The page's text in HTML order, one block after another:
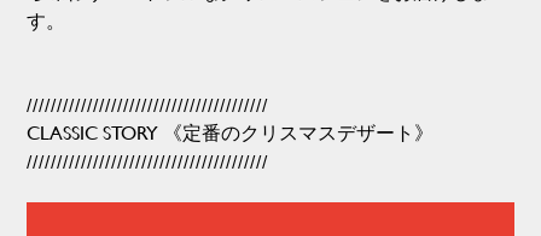
す。
////////////////////////////////////////
CLASSIC STORY 《定番のクリスマスデザート》
////////////////////////////////////////